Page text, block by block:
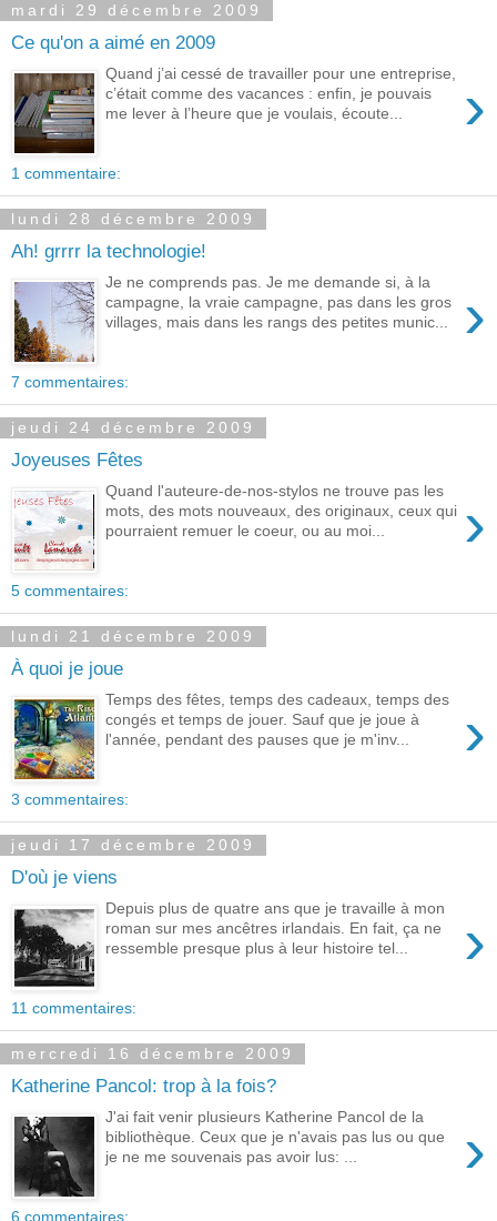
mardi 29 décembre 2009
Ce qu'on a aimé en 2009
›
Quand j’ai cessé de travailler pour une entreprise,
c’était comme des vacances : enfin, je pouvais
me lever à l’heure que je voulais, écoute...
1 commentaire:
lundi 28 décembre 2009
Ah! grrrr la technologie!
›
Je ne comprends pas. Je me demande si, à la
campagne, la vraie campagne, pas dans les gros
villages, mais dans les rangs des petites munic...
7 commentaires:
jeudi 24 décembre 2009
Joyeuses Fêtes
›
Quand l'auteure-de-nos-stylos ne trouve pas les
mots, des mots nouveaux, des originaux, ceux qui
pourraient remuer le coeur, ou au moi...
5 commentaires:
lundi 21 décembre 2009
À quoi je joue
›
Temps des fêtes, temps des cadeaux, temps des
congés et temps de jouer. Sauf que je joue à
l'année, pendant des pauses que je m'inv...
3 commentaires:
jeudi 17 décembre 2009
D'où je viens
›
Depuis plus de quatre ans que je travaille à mon
roman sur mes ancêtres irlandais. En fait, ça ne
ressemble presque plus à leur histoire tel...
11 commentaires:
mercredi 16 décembre 2009
Katherine Pancol: trop à la fois?
›
J'ai fait venir plusieurs Katherine Pancol de la
bibliothèque. Ceux que je n'avais pas lus ou que
je ne me souvenais pas avoir lus: ...
6 commentaires: